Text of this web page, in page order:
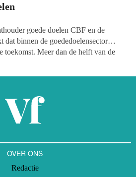
goede doelen CBF en de
binnen de goededoelensector
toekomst. Meer dan de helft van de
maanden en de uitputting van
ook veerkracht zien door innovatieve
op te zetten.
OVER ONS
Redactie